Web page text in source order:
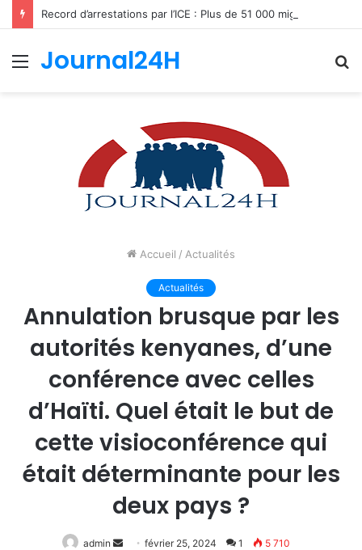
Menu
Journal24H
Accueil / Actualités
Actualités
Annulation brusque par les
autorités kenyanes, d’une
conférence avec celles
d’Haïti. Quel était le but de
cette visioconférence qui
était déterminante pour les
deux pays ?
admin
Envoyerfévrier 25, 2024 1 5 710